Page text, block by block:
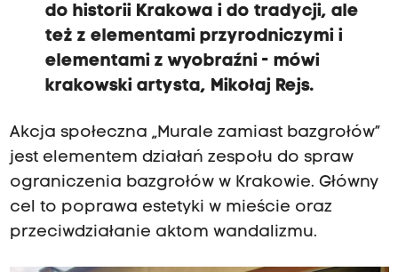
do historii Krakowa i do tradycji, ale
też z elementami przyrodniczymi i
elementami z wyobraźni - mówi
krakowski artysta, Mikołaj Rejs.
Akcja społeczna „Murale zamiast bazgrołów”
jest elementem działań zespołu do spraw
ograniczenia bazgrołów w Krakowie. Główny
cel to poprawa estetyki w mieście oraz
przeciwdziałanie aktom wandalizmu.